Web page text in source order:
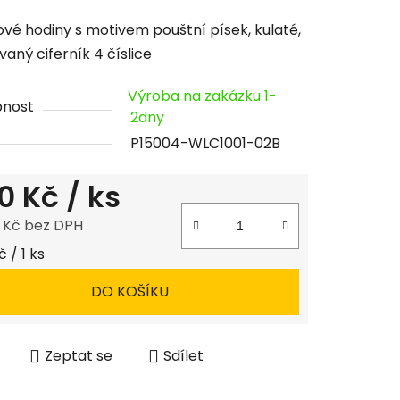
hodiny s motivem pouštní písek, kulaté,
ciferník 4 číslice
Výroba na zakázku 1-
2dny
P15004-WLC1001-02B
Kč / ks
Kč bez DPH
cena:
/ 1 ks
DO KOŠÍKU
Zeptat se Sdílet